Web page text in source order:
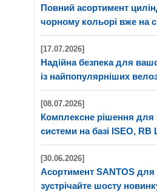
Повний асортимент
чорному кольорі вже на
[17.07.2026]
Надійна безпека для
із найпопулярніших
[08.07.2026]
Комплексне рішення для
системи на базі ISEO, RB
[30.06.2026]
Асортимент SANTOS
зустрічайте шосту